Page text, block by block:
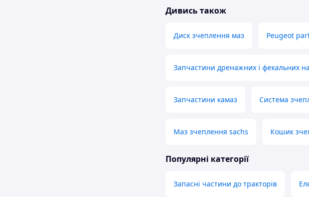
Дивись також
Диск зчеплення маз Peugeot
Запчастини дренажних і фекальних
Запчастини камаз Система
Маз зчеплення sachs Кошик
Популярні категорії
Запасні частини до тракторів